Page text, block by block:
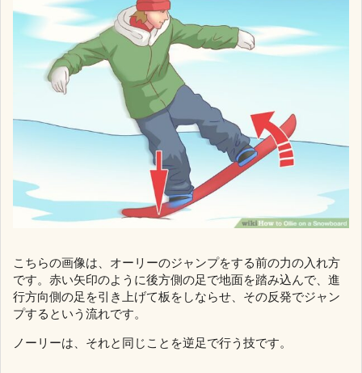
こちらの画像は、オーリーのジャンプをする前の力の入れ方
です。赤い矢印のように後方側の足で地面を踏み込んで、進
行方向側の足を引き上げて板をしならせ、その反発でジャン
プするという流れです。
ノーリーは、それと同じことを逆足で行う技です。